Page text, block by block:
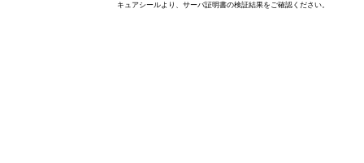
キュアシールより、サーバ証明書の検証結果をご確認ください。